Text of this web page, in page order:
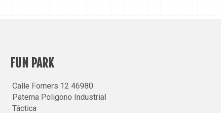
FUN PARK
Calle Forners 12 46980
Paterna Poligono Industrial
Táctica